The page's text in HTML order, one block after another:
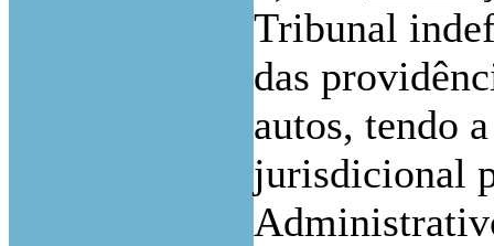
Tribunal
das
autos, tendo
jurisdicional